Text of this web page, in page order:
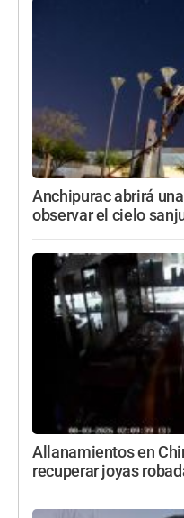
Anchipurac abrirá
observar el cielo
Allanamientos en
recuperar joyas